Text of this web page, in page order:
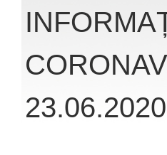
23.06.2020